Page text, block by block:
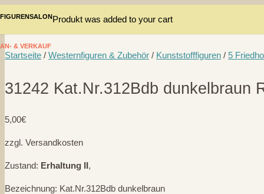
FIGURENSALON
AN- & VERKAUF
Produkt was added to your cart
Startseite / Westernfiguren & Zubehör / Kunststofffiguren / 5
31242 Kat.Nr.312Bdb dunkelbraun
5,00€
zzgl. Versandkosten
Zustand: Erhaltung II,
Bezeichnung: Kat.Nr.312Bdb dunkelbraun